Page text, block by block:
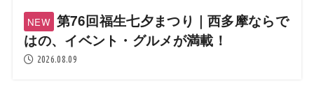
第76回福生七夕まつり｜西多摩ならで
はの、イベント・グルメが満載！
2026.08.09